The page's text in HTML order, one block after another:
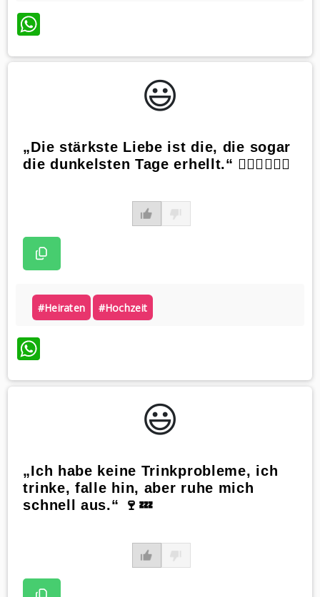
WhatsApp
😃️
„Die stärkste Liebe ist die, die sogar
die dunkelsten Tage erhellt.“ 👰🏼‍♀️🤵🏼‍♂️
#heiraten #hochzeit
WhatsApp
😃️
„Ich habe keine Trinkprobleme, ich
trinke, falle hin, aber ruhe mich
schnell aus.“ 🍷💤